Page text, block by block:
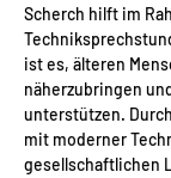
Scherch hilft im
ist es, älteren
näherzubringen
unterstützen.
mit moderner
gesellschaftlichen